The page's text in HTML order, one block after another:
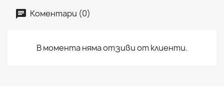
Коментари (0)
В момента няма отзиви от клиенти.